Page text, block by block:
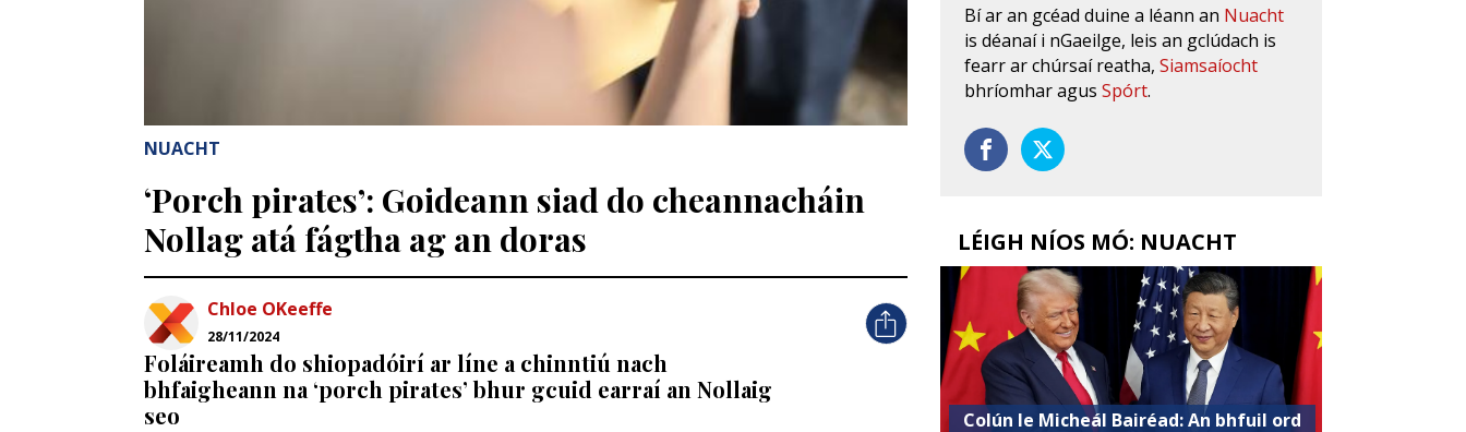
NUACHT
‘Porch pirates’: Goideann siad do cheannacháin
Nollag atá fágtha ag an doras
Chloe OKeeffe
28/11/2024
Foláireamh do shiopadóirí ar líne a chinntiú nach
bhfaigheann na ‘porch pirates’ bhur gcuid earraí an Nollaig
seo
Bí ar an gcéad duine a léann an Nuacht
is déanaí i nGaeilge, leis an gclúdach is
fearr ar chúrsaí reatha,Siamsaíocht
bhríomhar agusSpórt.
LÉIGH NÍOS MÓ: NUACHT
Colún le Micheál Bairéad: An bhfuil ord